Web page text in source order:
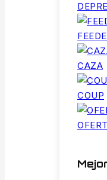
CAZA
COUP